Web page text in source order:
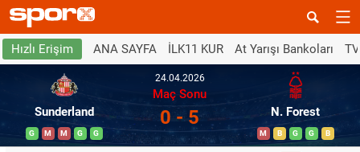
Hızlı Erişim ANA SAYFA İLK11 KUR At Yarışı Bankoları
Sunderland
G M M G G
24.04.2026
Maç Sonu
0 - 5 N. Forest
M B G G B